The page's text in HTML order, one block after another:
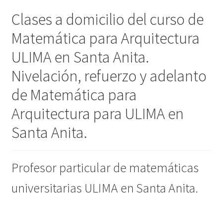
Clases a domicilio del curso de
Matemática para Arquitectura
ULIMA en Santa Anita.
Nivelación, refuerzo y adelanto
de Matemática para
Arquitectura para ULIMA en
Santa Anita.
Profesor particular de matemáticas
universitarias ULIMA en Santa Anita.